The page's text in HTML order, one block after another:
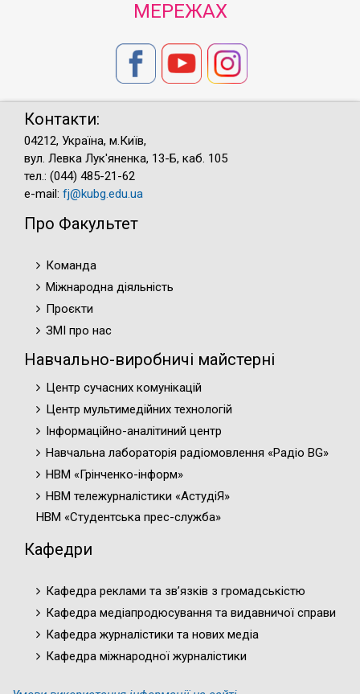
МЕРЕЖАХ
Контакти:
04212, Україна, м.Київ,
вул. Левка Лук'яненка, 13-Б, каб. 105
тел.: (044) 485-21-62
e-mail: fj@kubg.edu.ua
Про Факультет
Команда
Міжнародна діяльність
Проєкти
ЗМІ про нас
Навчально-виробничі майстерні
Центр сучасних комунікацій
Центр мультимедійних технологій
Інформаційно-аналітиний центр
Навчальна лабораторія радіомовлення «Радіо BG»
НВМ «Грінченко-інформ»
НВМ тележурналістики «АстудіЯ»
НВМ «Студентська прес-служба»
Кафедри
Кафедра реклами та зв’язків з громадськістю
Кафедра медіапродюсування та видавничої справи
Кафедра журналістики та нових медіа
Кафедра міжнародної журналістики